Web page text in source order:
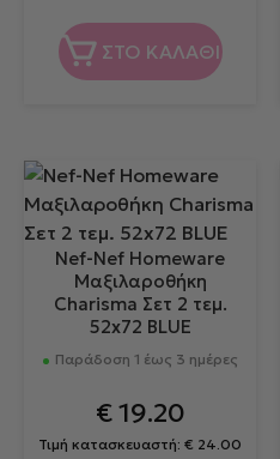
ΣΤΟ ΚΑΛΑΘΙ
Nef-Nef Homeware
Μαξιλαροθήκη
Charisma Σετ 2 τεμ.
52x72 BLUE
Παράδοση 1 έως 3 ημέρες
€19.20
Τιμή κατασκευαστή:€ 24.00